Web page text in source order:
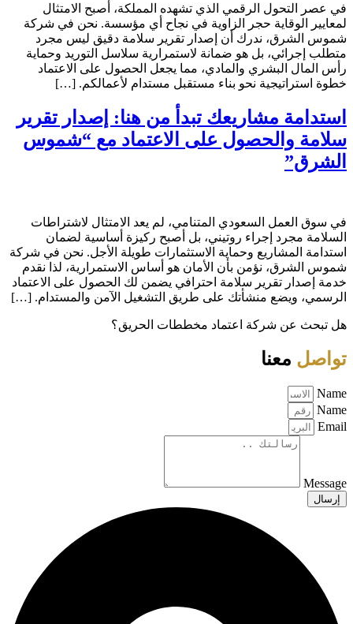
في عصر التحول الرقمي الذي تشهده المملكة، أصبح الامتثال
لمعايير الوقاية حجر الزاوية في نجاح أي مؤسسة. نحن في شركة
شموس الشرق، ندرك أن إصدار تقرير سلامة دقيق ليس مجرد
متطلب إجرائي، بل هو ضمانة لاستمرارية سلاسل التوريد وحماية
رأس المال البشري والمادي، مما يجعل الحصول على الاعتماد
خطوة استراتيجية نحو بناء مستقبل مستدام لأعمالكم. […]
استدامة مشاريعك تبدأ من هنا: إصدار تقرير
سلامة والحصول على الاعتماد مع “شموس
الشرق”
في سوق العمل السعودي المتنامي، لم يعد الامتثال لاشتراطات
السلامة مجرد إجراء روتيني، بل أصبح ركيزة أساسية لضمان
استدامة المشاريع وحماية الاستثمارات طويلة الأجل. نحن في شركة
شموس الشرق، نؤمن بأن الأمان هو أساس الاستمرارية، لذا نقدم
خدمة إصدار تقرير سلامة احترافي يضمن لك الحصول على الاعتماد
الرسمي، ويضع منشأتك على طريق التشغيل الآمن والمستدام. […]
هل تبحث عن شركة اعتماد مخططات الحريق؟
تواصل معنا
Name
Name
Email
Message
إرسال